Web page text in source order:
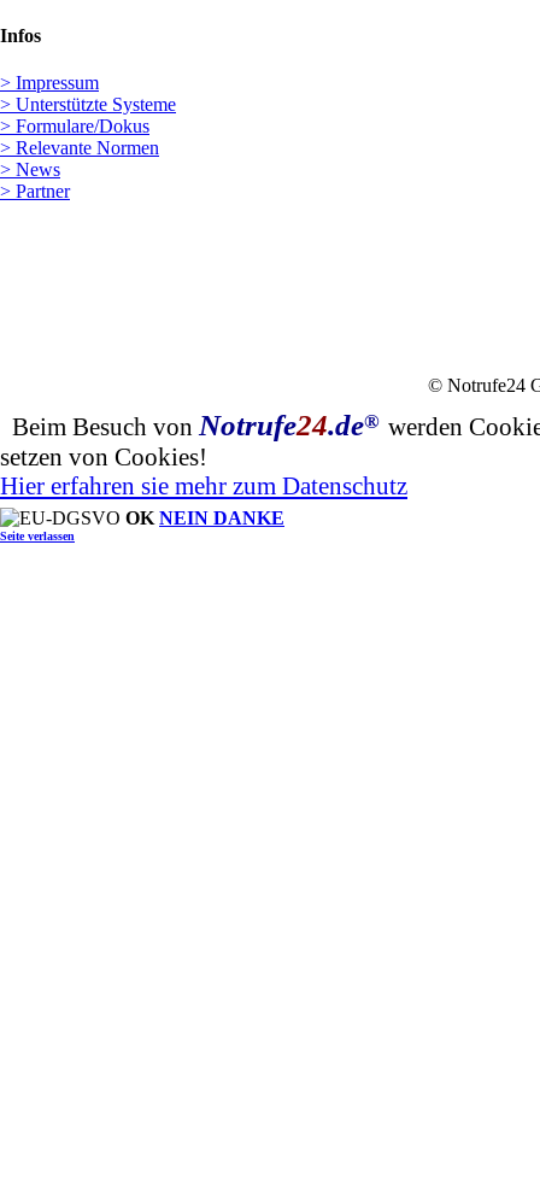
Infos
> Impressum
> Unterstützte Systeme
> Formulare/Dokus
> Relevante Normen
> News
> Partner
© Notrufe24
Beim Besuch von Notrufe24.de® werden
setzen von Cookies!
Hier erfahren sie mehr zum Datenschutz
OK NEIN DANKE
Seite verlassen